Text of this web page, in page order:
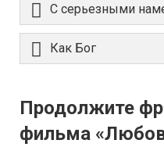
С серьезными
Как Бог
Продолжите
фильма